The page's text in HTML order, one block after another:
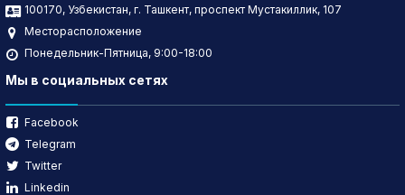
100170, Узбекистан, г. Ташкент, проспект Мустакиллик, 107
Месторасположение
Понедельник-Пятница, 9:00-18:00
Мы в социальных сетях
Facebook
Telegram
Twitter
Linkedin